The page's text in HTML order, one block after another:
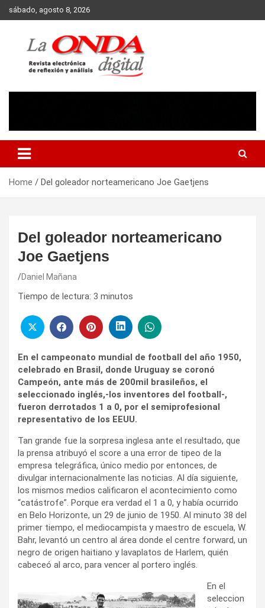
Skip
to
sábado, agosto 8, 2026
Home Del goleador norteamericano Joe Gaetjens
Del goleador norteamericano
Joe Gaetjens
Daniel Mañana
Tiempo de lectura: 3 minutos
En el campeonato mundial de football del año 1950,
celebrado en Brasil, donde Uruguay se coronó
Campeón, ante más de 200mil brasileños, el
seleccionado inglés,-los inventores del football-,
fueron derrotados 1 a 0, por el semiprofesional
representativo de los EEUU.
Tan grande fue la sorpresa inglesa ante el resultado, que
la prensa atribuyó el score a una error de tipeo de la
empresa telegráfica, único medio por entonces, de
divulgar internacionalmente las noticias. Al día siguiente,
los mismos medios calificaron el acontecimiento como
“catástrofe”. Porque era verdad el 1 a 0, y había ocurrido
en Belo Horizonte, un 29 de junio de 1950. Al minuto 38 del
primer tiempo, el mediocampista y maestro de escuela, W.
Bahr, levantó un centro al área donde el centre forward, un
negro de origen haitiano y lavaplatos de Harlem, quién
cabeceó al arco, para vencer al portero inglés.
En el
seleccion